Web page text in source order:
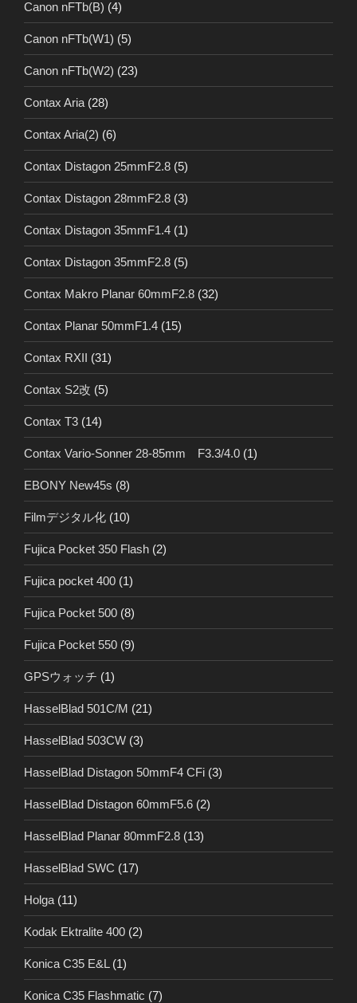
Canon nFTb(B) (4)
Canon nFTb(W1) (5)
Canon nFTb(W2) (23)
Contax Aria (28)
Contax Aria(2) (6)
Contax Distagon 25mmF2.8 (5)
Contax Distagon 28mmF2.8 (3)
Contax Distagon 35mmF1.4 (1)
Contax Distagon 35mmF2.8 (5)
Contax Makro Planar 60mmF2.8 (32)
Contax Planar 50mmF1.4 (15)
Contax RXII (31)
Contax S2改 (5)
Contax T3 (14)
Contax Vario-Sonner 28-85mm F3.3/4.0 (1)
EBONY New45s (8)
Filmデジタル化 (10)
Fujica Pocket 350 Flash (2)
Fujica pocket 400 (1)
Fujica Pocket 500 (8)
Fujica Pocket 550 (9)
GPSウォッチ (1)
HasselBlad 501C/M (21)
HasselBlad 503CW (3)
HasselBlad Distagon 50mmF4 CFi (3)
HasselBlad Distagon 60mmF5.6 (2)
HasselBlad Planar 80mmF2.8 (13)
HasselBlad SWC (17)
Holga (11)
Kodak Ektralite 400 (2)
Konica C35 E&L (1)
Konica C35 Flashmatic (7)